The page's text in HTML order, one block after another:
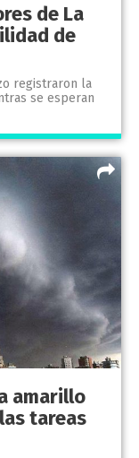
de La
de
registraron la
se esperan
amarillo
tareas